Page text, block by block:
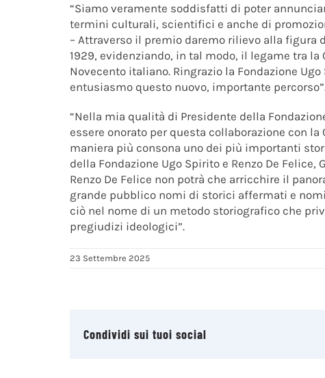
“Siamo veramente soddisfatti di poter
termini culturali, scientifici e anche di
– Attraverso il premio daremo rilievo alla figura
1929, evidenziando, in tal modo, il legame tra
Novecento italiano. Ringrazio la Fondazione
entusiasmo questo nuovo, importante
“Nella mia qualità di Presidente della
essere onorato per questa collaborazione con
maniera più consona uno dei più importanti
della Fondazione Ugo Spirito e Renzo De
Renzo De Felice non potrà che arricchire il
grande pubblico nomi di storici affermati e
ciò nel nome di un metodo storiografico che
pregiudizi ideologici”.
23 Settembre 2025
Condividi sui tuoi social